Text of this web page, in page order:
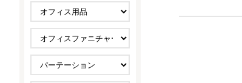
スマートフォン・
タブレット関連
防災・
セキュリティ用品
ドキュメントスキャニングサービス
導入事例
サステナビリティ